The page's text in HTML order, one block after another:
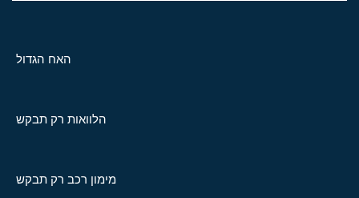
האח הגדול
הלוואות רק תבקש
מימון רכב רק תבקש